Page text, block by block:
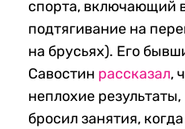
спорта, включающий
подтягивание на
на брусьях). Его
Савостин рассказал,
неплохие
бросил занятия,